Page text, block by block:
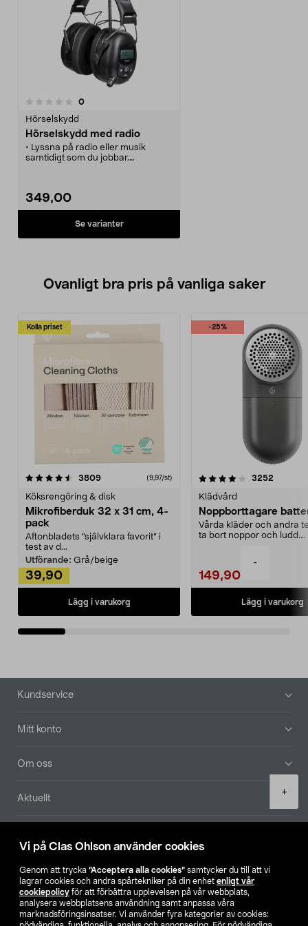
Vi på Clas Ohlson använder cookies
Genom att trycka ”Acceptera alla cookies” samtycker du till att vi
lagrar cookies och andra spårtekniker på din enhet enligt vår
cookiepolicy för att förbättra upplevelsen på vår webbplats,
analysera webbplatsens användning samt anpassa våra
marknadsföringsinsatser. Vi använder fyra kategorier av cookies:
-
+
0recensioner
Hörselskydd
Hörselskydd med radio
• Lyssna på radio eller musik
samtidigt som du jobbar.
• Tuner med snabbval för 8
kanaler.
• 3,5 mm-ingång för extern
349,00
Se varianter
Ovanligt bra pris på vanliga saker
Kolla priset
3809recensioner (9,97/st)
Köksrengöring & disk
Mikrofiberduk 32 x 31 cm, 4-
pack
Aftonbladets "självklara favorit” i
test av d...
Utförande: Grå/beige
39,90
Lägg i varukorg
-25%
4.0av 5 stjärnor 3252
Klädvård
Noppborttagare
Vårda kläder och andra
ta bort noppor och ludd.
149,90
Lägg i varukorg
4.5av 5 stjärnor
Sidfot
Kundservice
Mitt konto
Om oss
Aktuellt
Hitta butik
SE NO FI